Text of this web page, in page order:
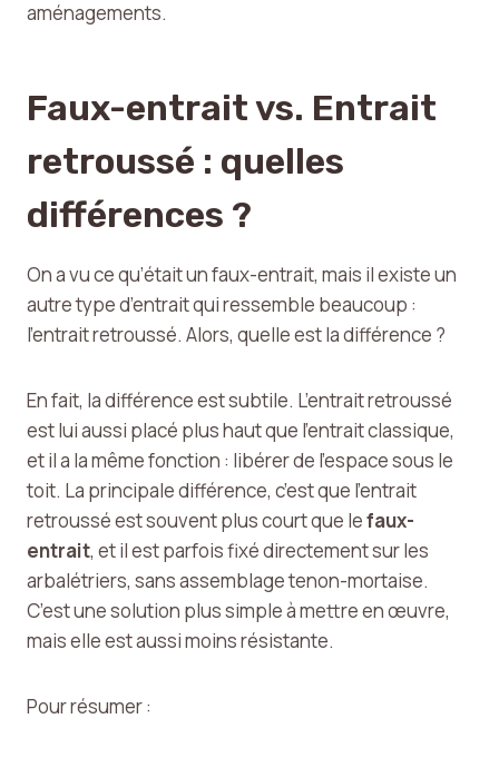
aménagements.
Faux-entrait vs. Entrait
retroussé : quelles
différences ?
On a vu ce qu’était un faux-entrait, mais il existe un
autre type d’entrait qui ressemble beaucoup :
l’entrait retroussé. Alors, quelle est la différence ?
En fait, la différence est subtile. L’entrait retroussé
est lui aussi placé plus haut que l’entrait classique,
et il a la même fonction : libérer de l’espace sous le
toit. La principale différence, c’est que l’entrait
retroussé est souvent plus court que lefaux-
entrait, et il est parfois fixé directement sur les
arbalétriers, sans assemblage tenon-mortaise.
C’est une solution plus simple à mettre en œuvre,
mais elle est aussi moins résistante.
Pour résumer :